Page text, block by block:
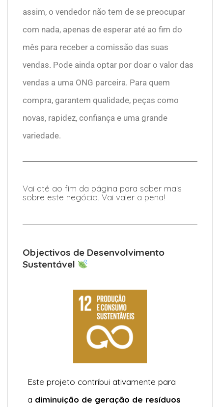
assim, o vendedor não tem de se preocupar
com nada, apenas de esperar até ao fim do
mês para receber a comissão das suas
vendas. Pode ainda optar por doar o valor das
vendas a uma ONG parceira. Para quem
compra, garantem qualidade, peças como
novas, rapidez, confiança e uma grande
variedade.
Vai até ao fim da página para saber mais
sobre este negócio. Vai valer a pena!
Objectivos de Desenvolvimento
Sustentável
Este projeto contribui ativamente para
a diminuição de geração de resíduos